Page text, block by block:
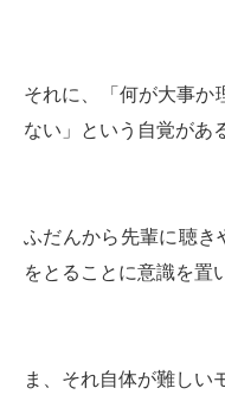
それに、「何が大事か
ない」という自覚があ
ふだんから先輩に聴き
をとることに意識を置
ま、それ自体が難しい